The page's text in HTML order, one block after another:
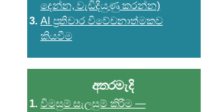
දෙන්න, වැඩිදියුණු කරන්න)
AI ප්‍රතිචාර විවේචනාත්මකව
කියවීම
අතරමැදි
විමසුම් සැලසුම් කිරීම —